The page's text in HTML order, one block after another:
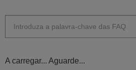
A carregar... Aguarde...